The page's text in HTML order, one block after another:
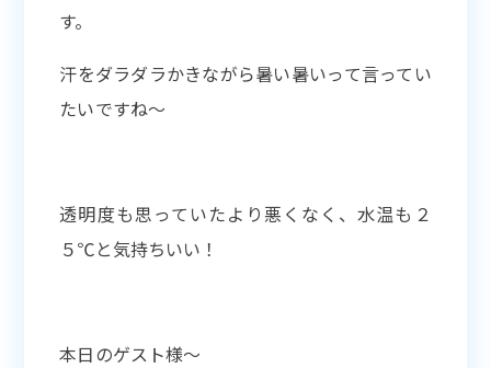
す。
汗をダラダラかきながら暑い暑いって言ってい
たいですね〜
透明度も思っていたより悪くなく、水温も２
５℃と気持ちいい！
本日のゲスト様〜